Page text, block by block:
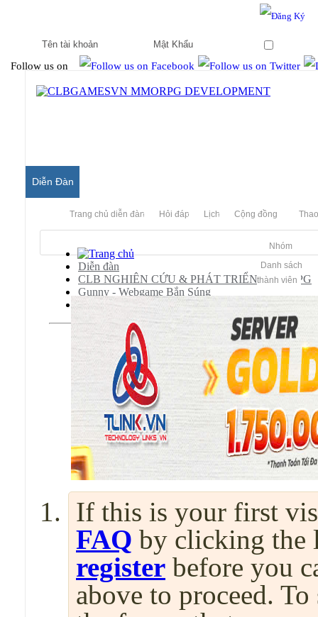
Follow us on
Diễn Đàn
Trang chủ diễn đàn Hỏi đáp Lịch Cộng đồng
Nhóm
Danh sách
thành viên
Diễn đàn
CLB NGHIÊN CỨU & PHÁT TRIỂN MMORPG
Gunny - Webgame Bắn Súng
Guides - Kho Lưu trữ
If this is your first
FAQ by clicking the
register before you
above to proceed.